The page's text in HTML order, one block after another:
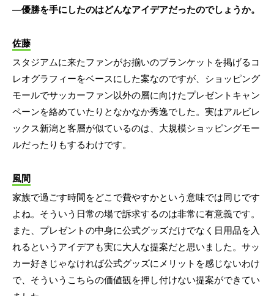
―優勝を手にしたのはどんなアイデアだったのでしょうか。
佐藤
スタジアムに来たファンがお揃いのブランケットを掲げるコ
レオグラフィーをベースにした案なのですが、ショッピング
モールでサッカーファン以外の層に向けたプレゼントキャン
ペーンを絡めていたりとなかなか秀逸でした。実はアルビレ
ックス新潟と客層が似ているのは、大規模ショッピングモー
ルだったりもするわけです。
風間
家族で過ごす時間をどこで費やすかという意味では同じです
よね。そういう日常の場で訴求するのは非常に有意義です。
また、プレゼントの中身に公式グッズだけでなく日用品を入
れるというアイデアも実に大人な提案だと思いました。サッ
カー好きじゃなければ公式グッズにメリットを感じないわけ
で、そういうこちらの価値観を押し付けない提案ができてい